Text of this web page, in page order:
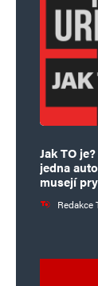
Jak TO
jedna
musejí
Redakce